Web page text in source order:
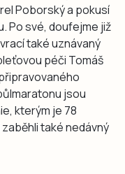
Poborský a pokusí
Po své, doufejme již
také uznávaný
péči Tomáš
jsou
kterým je 78
také nedávný